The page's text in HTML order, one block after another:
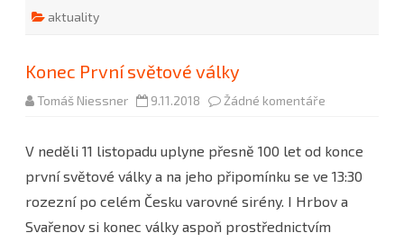
aktuality
Konec První světové války
Tomáš Niessner 9.11.2018 Žádné komentáře
Konec
světové
V neděli 11 listopadu uplyne přesně 100 let od konce
první světové války a na jeho připomínku se ve 13:30
rozezní po celém Česku varovné sirény. I Hrbov a
Svařenov si konec války aspoň prostřednictvím